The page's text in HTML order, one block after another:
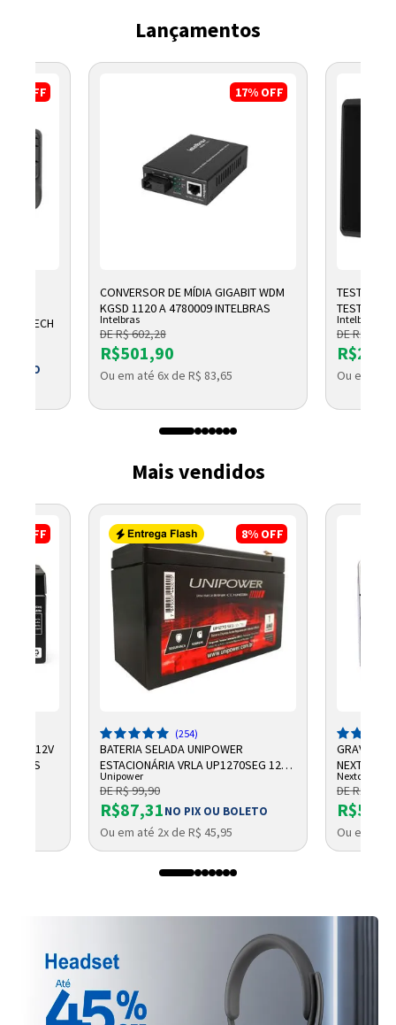
Lançamentos
OFF 17% OFF
CONVERSOR DE MÍDIA GIGABIT WDM
KGSD 1120 A 4780009 INTELBRAS
Intelbras
DE R$ 602,28
R$501,90
Ou em até 6x de R$ 83,65
TESTADOR
TESTER
Intelbras
DE R$
Ou em até
Mais vendidos
OFF
12V
8% OFF
(254)
BATERIA SELADA UNIPOWER
ESTACIONÁRIA VRLA UP1270SEG 12V
7AH F187
Unipower
DE R$ 99,90
R$87,31NO PIX OU BOLETO
Ou em até 2x de R$ 45,95
NEXTTECH
Nextcall
DE R$
Ou em até